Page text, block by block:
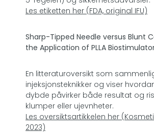
Les etiketten her (FDA, original IFU)
Sharp-Tipped Needle versus Blunt
the Application of PLLA
En litteraturoversikt som
injeksjonsteknikker og viser
dybde påvirker både resultat og
klumper eller ujevnheter.
Les oversiktsartikkelen her
2023)